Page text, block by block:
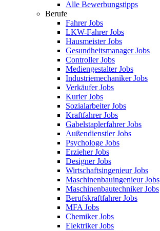
Alle Bewerbungstipps
Berufe
Fahrer Jobs
LKW-Fahrer Jobs
Hausmeister Jobs
Gesundheitsmanager Jobs
Controller Jobs
Mediengestalter Jobs
Industriemechaniker Jobs
Verkäufer Jobs
Kurier Jobs
Sozialarbeiter Jobs
Kraftfahrer Jobs
Gabelstaplerfahrer Jobs
Außendienstler Jobs
Psychologe Jobs
Erzieher Jobs
Designer Jobs
Wirtschaftsingenieur Jobs
Maschinenbauingenieur Jobs
Maschinenbautechniker Jobs
Berufskraftfahrer Jobs
MFA Jobs
Chemiker Jobs
Elektriker Jobs